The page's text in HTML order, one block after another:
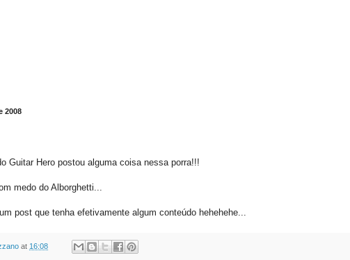
2008
Guitar Hero postou alguma coisa nessa porra!!!
medo do Alborghetti...
post que tenha efetivamente algum conteúdo hehehehe...
at 16:08